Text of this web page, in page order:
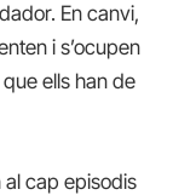
En canvi,
i s’ocupen
ells han de
cap episodis